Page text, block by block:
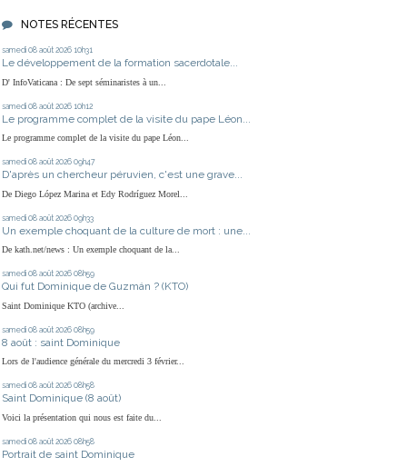
NOTES RÉCENTES
samedi 08 août 2026 10h31
Le développement de la formation sacerdotale...
D' InfoVaticana : De sept séminaristes à un...
samedi 08 août 2026 10h12
Le programme complet de la visite du pape Léon...
Le programme complet de la visite du pape Léon...
samedi 08 août 2026 09h47
D'après un chercheur péruvien, c'est une grave...
De Diego López Marina et Edy Rodríguez Morel...
samedi 08 août 2026 09h33
Un exemple choquant de la culture de mort : une...
De kath.net/news : Un exemple choquant de la...
samedi 08 août 2026 08h59
Qui fut Dominique de Guzmán ? (KTO)
Saint Dominique KTO (archive...
samedi 08 août 2026 08h59
8 août : saint Dominique
Lors de l'audience générale du mercredi 3 février...
samedi 08 août 2026 08h58
Saint Dominique (8 août)
Voici la présentation qui nous est faite du...
samedi 08 août 2026 08h58
Portrait de saint Dominique